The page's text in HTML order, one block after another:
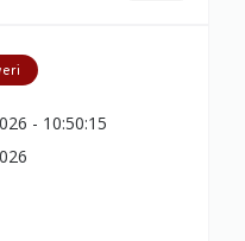
- 10:50:15